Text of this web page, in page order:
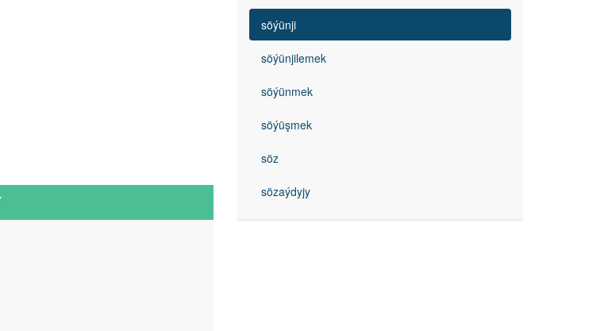
söýünji
söýünjilemek
söýünmek
söýüşmek
söz
sözaýdyjy